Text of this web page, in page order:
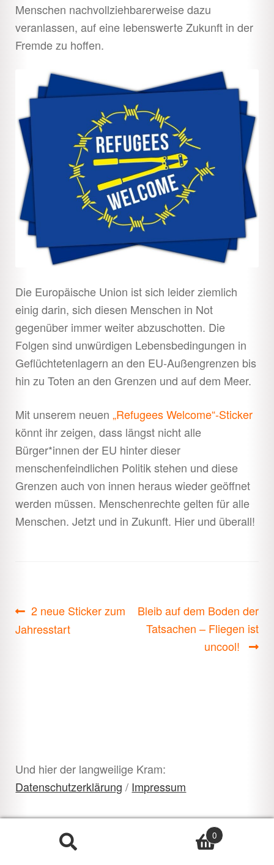
Menschen nachvollziehbarerweise dazu
veranlassen, auf eine lebenswerte Zukunft in der
Fremde zu hoffen.
Die Europäische Union ist sich leider ziemlich
einig darin, sich diesen Menschen in Not
gegenüber immer weiter abzuschotten. Die
Folgen sind unwürdigen Lebensbedingungen in
Geflüchtetenlagern an den EU-Außengrenzen bis
hin zu Toten an den Grenzen und auf dem Meer.
Mit unserem neuen„Refugees Welcome“-Sticker
könnt ihr zeigen, dass längst nicht alle
Bürger*innen der EU hinter dieser
menschenfeindlichen Politik stehen und diese
Grenzen auch von innen heraus wieder geöffnet
werden müssen. Menschenrechte gelten für alle
Menschen. Jetzt und in Zukunft. Hier und überall!
Beitragsnavigation
Vorheriger
Beitrag:
2 neue Sticker zum
Jahresstart
Nächster
Beitrag:
Bleib auf dem Boden der
Tatsachen – Fliegen ist
uncool!
Und hier der langweilige Kram:
Datenschutzerklärung / Impressum
0